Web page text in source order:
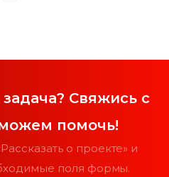
Свяжись с
помочь!
о проекте» и
поля формы.